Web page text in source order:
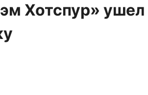
Хотспур» ушел